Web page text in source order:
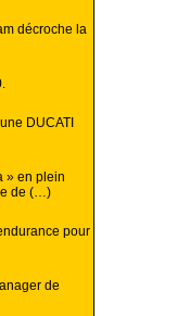
décroche la
DUCATI
» en plein
de (…)
pour
de